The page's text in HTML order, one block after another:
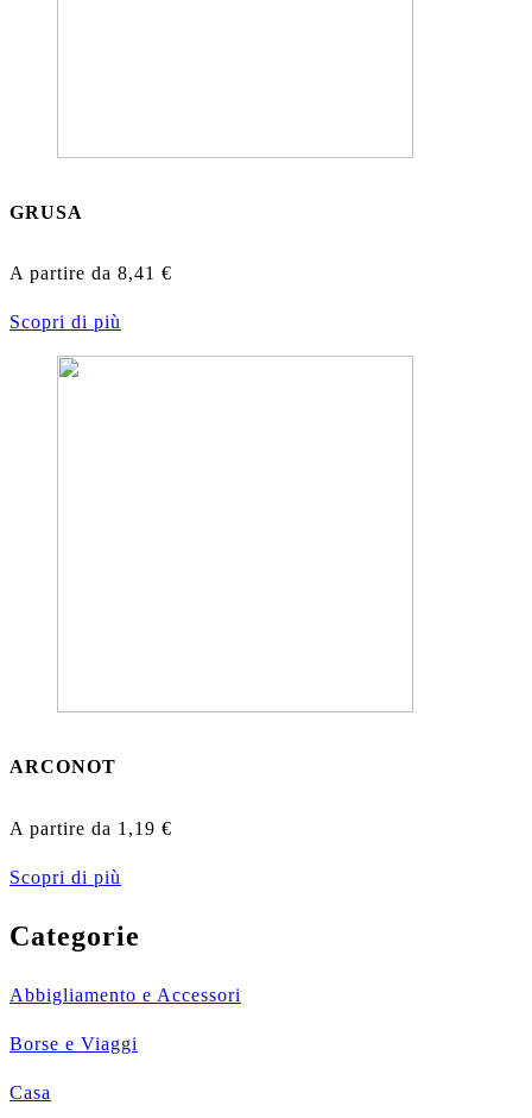
GRUSA
A partire da 8,41 €
Scopri di più
ARCONOT
A partire da 1,19 €
Scopri di più
Categorie
Abbigliamento e Accessori
Borse e Viaggi
Casa